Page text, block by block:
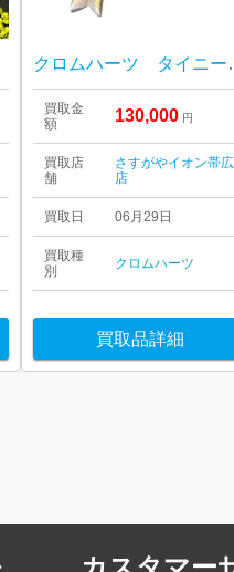
クロム
買取金
額
130,000 円
買取店
舗
さすがやイオン帯広
店
買取日 06月29日
買取種
別
クロムハーツ
買取品詳細